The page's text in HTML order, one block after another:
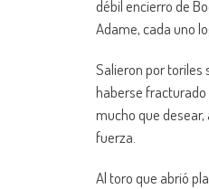
débil encierro de
Adame, cada uno
Salieron por toriles
haberse fracturado
mucho que
fuerza.
Al toro que abrió